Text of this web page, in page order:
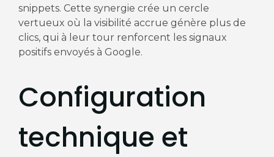
snippets. Cette synergie crée un cercle
vertueux où la visibilité accrue génère plus de
clics, qui à leur tour renforcent les signaux
positifs envoyés à Google.
Configuration
technique et